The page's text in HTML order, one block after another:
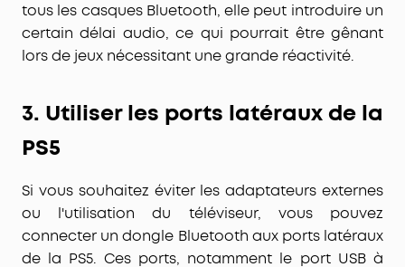
tous les casques Bluetooth, elle peut introduire un
certaindélai audio, ce qui pourrait être gênant
lors de jeux nécessitant une grande réactivité.
3. Utiliser les ports latéraux de la
PS5
Si vous souhaitez éviter les adaptateurs externes
ou l'utilisation du téléviseur, vous pouvez
connecter undongle Bluetooth aux ports latéraux
de la PS5. Ces ports, notamment le port USB à